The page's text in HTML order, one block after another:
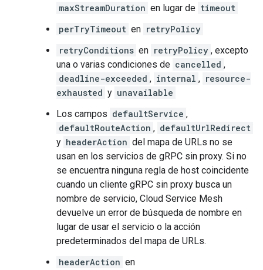
maxStreamDuration en lugar de timeout
perTryTimeout en retryPolicy
retryConditions en retryPolicy , excepto
una o varias condiciones de cancelled ,
deadline-exceeded , internal , resource-
exhausted y unavailable
Los campos defaultService ,
defaultRouteAction , defaultUrlRedirect
y headerAction del mapa de URLs no se
usan en los servicios de gRPC sin proxy. Si no
se encuentra ninguna regla de host coincidente
cuando un cliente gRPC sin proxy busca un
nombre de servicio, Cloud Service Mesh
devuelve un error de búsqueda de nombre en
lugar de usar el servicio o la acción
predeterminados del mapa de URLs.
headerAction en